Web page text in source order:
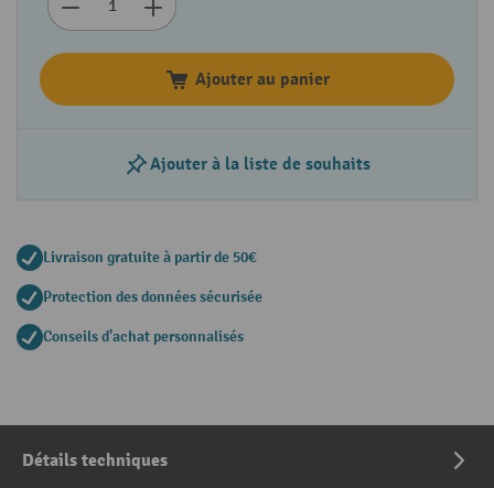
Ajouter au panier
Ajouter à la liste de souhaits
Livraison gratuite à partir de 50€
Protection des données sécurisée
Conseils d'achat personnalisés
Détails techniques